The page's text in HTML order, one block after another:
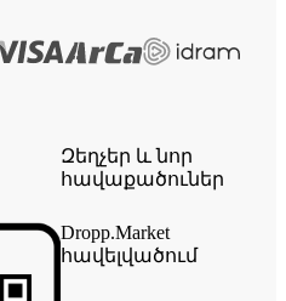
Զեղչեր և նոր
հավաքածուներ
Dropp.Market
հավելվածում